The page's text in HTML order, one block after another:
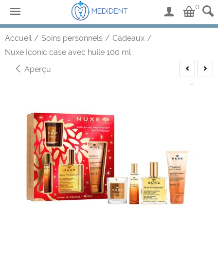
0
Accueil / Soins personnels / Cadeaux /
Nuxe Iconic case avec huile 100 ml
Aperçu